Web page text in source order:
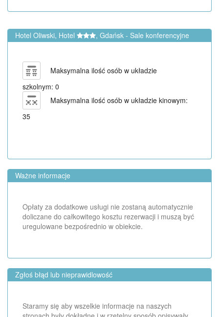
Hotel Oliwski, Hotel , Gdańsk - Sale konferencyjne
Maksymalna ilość osób w układzie
szkolnym: 0
Maksymalna ilość osób w układzie kinowym:
35
Ważne informacje
Opłaty za dodatkowe usługi nie zostaną automatycznie
doliczane do całkowitego kosztu rezerwacji i muszą być
uregulowane bezpośrednio w obiekcie.
Zgłoś błąd lub nieprawidlowość
Staramy się aby wszelkie informacje na naszych